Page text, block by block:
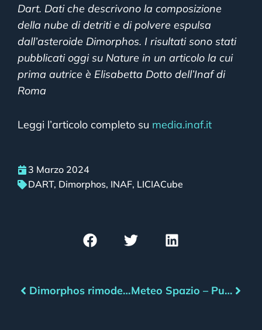
Dart. Dati che descrivono la composizione
della nube di detriti e di polvere espulsa
dall’asteroide Dimorphos. I risultati sono stati
pubblicati oggi su Nature in un articolo la cui
prima autrice è Elisabetta Dotto dell’Inaf di
Roma
Leggi l’articolo completo su media.inaf.it
3 Marzo 2024
DART, Dimorphos, INAF, LICIACube
Dimorphos rimodellato dalla sonda DART Meteo Spazio – Puntata del 05/03/2024